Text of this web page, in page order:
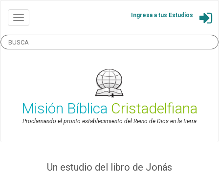
Ingresa a tus Estudios
Misión Bíblica Cristadelfiana
Proclamando el pronto establecimiento del Reino de Dios en la tierra
Un estudio del libro de Jonás